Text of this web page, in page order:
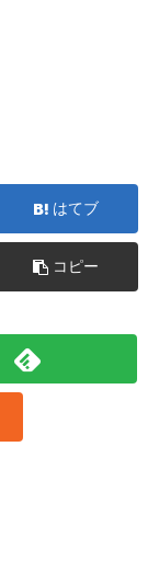
はてブ
コピー